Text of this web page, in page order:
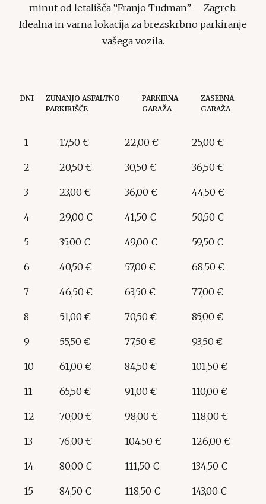
minut od letališča “Franjo Tuđman” – Zagreb.
Idealna in varna lokacija za brezskrbno parkiranje
vašega vozila.
DNI
ZUNANJO ASFALTNO
PARKIRIŠČE
PARKIRNA
GARAŽA
ZASEBNA
GARAŽA
1 17,50 € 22,00 € 25,00 €
2 20,50 € 30,50 € 36,50 €
3 23,00 € 36,00 € 44,50 €
4 29,00 € 41,50 € 50,50 €
5 35,00 € 49,00 € 59,50 €
6 40,50 € 57,00 € 68,50 €
7 46,50 € 63,50 € 77,00 €
8 51,00 € 70,50 € 85,00 €
9 55,50 € 77,50 € 93,50 €
10 61,00 € 84,50 € 101,50 €
11 65,50 € 91,00 € 110,00 €
12 70,00 € 98,00 € 118,00 €
13 76,00 € 104,50 € 126,00 €
14 80,00 € 111,50 € 134,50 €
15 84,50 € 118,50 € 143,00 €